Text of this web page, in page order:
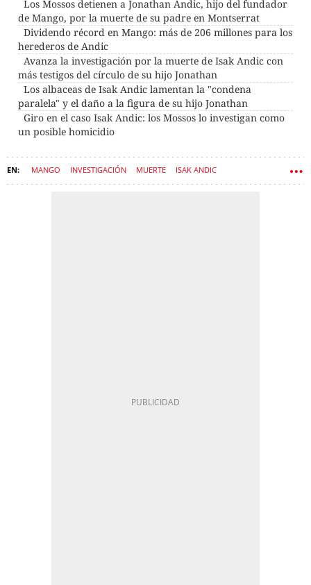
Los Mossos detienen a Jonathan Andic, hijo del fundador
de Mango, por la muerte de su padre en Montserrat
Dividendo récord en Mango: más de 206 millones para los
herederos de Andic
Avanza la investigación por la muerte de Isak Andic con
más testigos del círculo de su hijo Jonathan
Los albaceas de Isak Andic lamentan la "condena
paralela" y el daño a la figura de su hijo Jonathan
Giro en el caso Isak Andic: los Mossos lo investigan como
un posible homicidio
MANGO INVESTIGACIÓN MUERTE ISAK ANDIC